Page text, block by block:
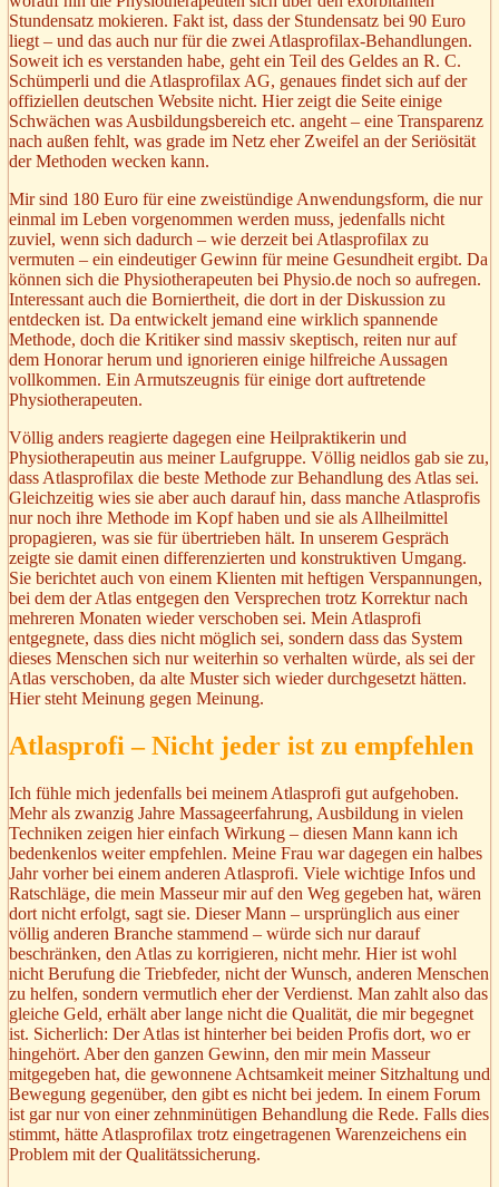
Stundensatz mokieren. Fakt ist, dass der Stundensatz bei 90 Euro
liegt – und das auch nur für die zwei Atlasprofilax-Behandlungen.
Soweit ich es verstanden habe, geht ein Teil des Geldes an R. C.
Schümperli und die Atlasprofilax AG, genaues findet sich auf der
offiziellen deutschen Website nicht. Hier zeigt die Seite einige
Schwächen was Ausbildungsbereich etc. angeht – eine Transparenz
nach außen fehlt, was grade im Netz eher Zweifel an der Seriösität
der Methoden wecken kann.
Mir sind 180 Euro für eine zweistündige Anwendungsform, die nur
einmal im Leben vorgenommen werden muss, jedenfalls nicht
zuviel, wenn sich dadurch – wie derzeit bei Atlasprofilax zu
vermuten – ein eindeutiger Gewinn für meine Gesundheit ergibt. Da
können sich die Physiotherapeuten bei Physio.de noch so aufregen.
Interessant auch die Borniertheit, die dort in der Diskussion zu
entdecken ist. Da entwickelt jemand eine wirklich spannende
Methode, doch die Kritiker sind massiv skeptisch, reiten nur auf
dem Honorar herum und ignorieren einige hilfreiche Aussagen
vollkommen. Ein Armutszeugnis für einige dort auftretende
Physiotherapeuten.
Völlig anders reagierte dagegen eine Heilpraktikerin und
Physiotherapeutin aus meiner Laufgruppe. Völlig neidlos gab sie zu,
dass Atlasprofilax die beste Methode zur Behandlung des Atlas sei.
Gleichzeitig wies sie aber auch darauf hin, dass manche Atlasprofis
nur noch ihre Methode im Kopf haben und sie als Allheilmittel
propagieren, was sie für übertrieben hält. In unserem Gespräch
zeigte sie damit einen differenzierten und konstruktiven Umgang.
Sie berichtet auch von einem Klienten mit heftigen Verspannungen,
bei dem der Atlas entgegen den Versprechen trotz Korrektur nach
mehreren Monaten wieder verschoben sei. Mein Atlasprofi
entgegnete, dass dies nicht möglich sei, sondern dass das System
dieses Menschen sich nur weiterhin so verhalten würde, als sei der
Atlas verschoben, da alte Muster sich wieder durchgesetzt hätten.
Hier steht Meinung gegen Meinung.
Atlasprofi – Nicht jeder ist zu empfehlen
Ich fühle mich jedenfalls bei meinem Atlasprofi gut aufgehoben.
Mehr als zwanzig Jahre Massageerfahrung, Ausbildung in vielen
Techniken zeigen hier einfach Wirkung – diesen Mann kann ich
bedenkenlos weiter empfehlen. Meine Frau war dagegen ein halbes
Jahr vorher bei einem anderen Atlasprofi. Viele wichtige Infos und
Ratschläge, die mein Masseur mir auf den Weg gegeben hat, wären
dort nicht erfolgt, sagt sie. Dieser Mann – ursprünglich aus einer
völlig anderen Branche stammend – würde sich nur darauf
beschränken, den Atlas zu korrigieren, nicht mehr. Hier ist wohl
nicht Berufung die Triebfeder, nicht der Wunsch, anderen Menschen
zu helfen, sondern vermutlich eher der Verdienst. Man zahlt also das
gleiche Geld, erhält aber lange nicht die Qualität, die mir begegnet
ist. Sicherlich: Der Atlas ist hinterher bei beiden Profis dort, wo er
hingehört. Aber den ganzen Gewinn, den mir mein Masseur
mitgegeben hat, die gewonnene Achtsamkeit meiner Sitzhaltung und
Bewegung gegenüber, den gibt es nicht bei jedem. In einem Forum
ist gar nur von einer zehnminütigen Behandlung die Rede. Falls dies
stimmt, hätte Atlasprofilax trotz eingetragenen Warenzeichens ein
Problem mit der Qualitätssicherung.